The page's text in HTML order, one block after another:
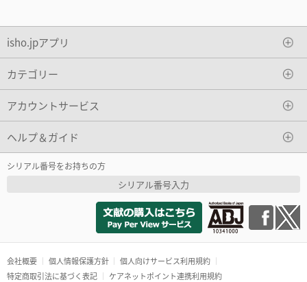
isho.jpアプリ
カテゴリー
アカウントサービス
ヘルプ＆ガイド
シリアル番号をお持ちの方
シリアル番号入力
会社概要 個人情報保護方針
個人向けサービス利用規約
特定商取引法に基づく表記
ケアネットポイント連携利用規約